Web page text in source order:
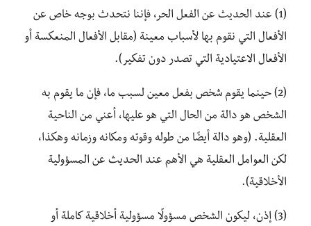
(1) عند الحديث عن الفعل الحر، فإننا نتحدث بوجه خاص عن
الأفعال التي نقوم بها لأسباب معينة (مقابل الأفعال المنعكسة أو
الأفعال الاعتيادية التي تصدر دون تفكير).
(2) حينما يقوم شخص بفعل معين لسبب ما، فإن ما يقوم به
الشخص هو دالة من الحال التي هو عليها، أعني من الناحية
العقلية. (وهو دالة أيضًا من طوله وقوته ومكانه وزمانه وهكذا،
لكن العوامل العقلية هي الأهم عند الحديث عن المسؤولية
الأخلاقية).
(3) إذن، ليكون الشخص مسؤولًا مسؤولية أخلاقية كاملة أو